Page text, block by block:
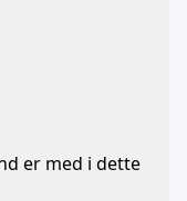
er med i dette